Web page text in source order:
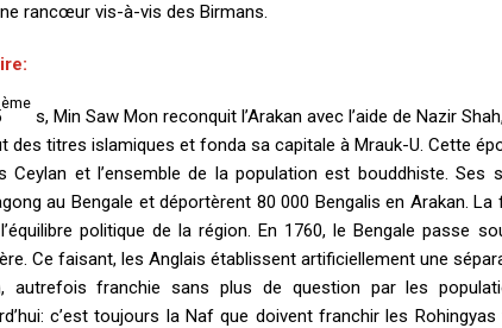
rancœur vis-à-vis des Birmans.
ème
s, Min Saw Mon reconquit l’Arakan avec l’aide de Nazir
des titres islamiques et fonda sa capitale à Mrauk-U. Cette
Ceylan et l’ensemble de la population est bouddhiste. Ses
au Bengale et déportèrent 80 000 Bengalis en Arakan. La
politique de la région. En 1760, le Bengale passe
Ce faisant, les Anglais établissent artificiellement une
autrefois franchie sans plus de question par les
c’est toujours la Naf que doivent franchir les